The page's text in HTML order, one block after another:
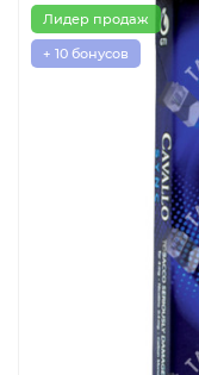
Лидер продаж
+ 10 бонусов